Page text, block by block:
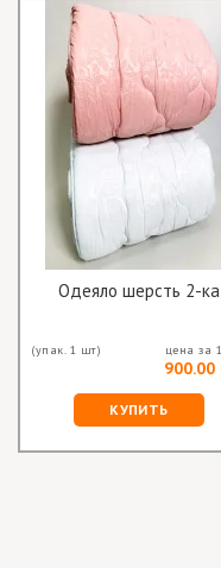
Одеяло шерсть 2-ка
(упак. 1 шт) цена за
900.00
КУПИТЬ